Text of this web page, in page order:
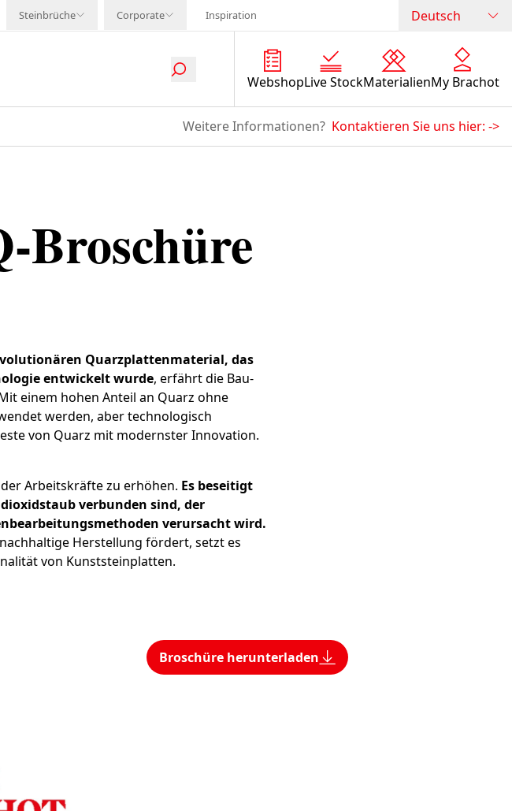
Steinbrüche Corporate Inspiration Deutsch
WebshopLive StockMaterialienMy Brachot
Weitere Informationen? Kontaktieren Sie uns hier: ->
Broschüre
Quarzplattenmaterial, das
entwickelt wurde, erfährt die Bau-
einem hohen Anteil an Quarz ohne
werden, aber technologisch
von Quarz mit modernster Innovation.
Arbeitskräfte zu erhöhen. Es beseitigt
verbunden sind, der
verursacht wird.
Herstellung fördert, setzt es
von Kunststeinplatten.
Broschüre herunterladen